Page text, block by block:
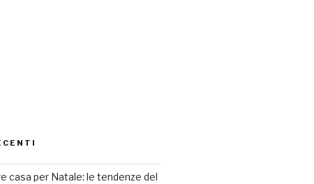
casa per Natale: le tendenze del